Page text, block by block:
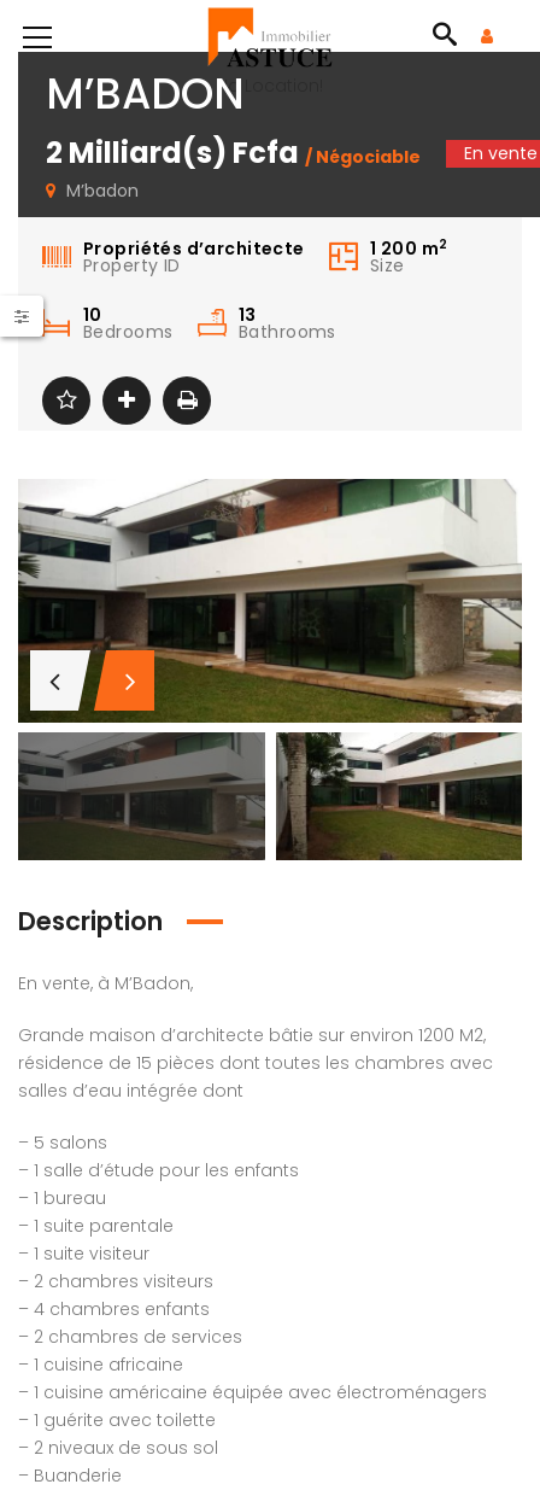
No Location!
M’BADON
2 Milliard(s) Fcfa / Négociable
En vente
M’badon
Propriétés d’architecte
Property ID
1 200 m2
Size
10
Bedrooms
13
Bathrooms
Description
En vente, à M’Badon,
Grande maison d’architecte bâtie sur environ 1200 M2,
résidence de 15 pièces dont toutes les chambres avec
salles d’eau intégrée dont
– 5 salons
– 1 salle d’étude pour les enfants
– 1 bureau
– 1 suite parentale
– 1 suite visiteur
– 2 chambres visiteurs
– 4 chambres enfants
– 2 chambres de services
– 1 cuisine africaine
– 1 cuisine américaine équipée avec électroménagers
– 1 guérite avec toilette
– 2 niveaux de sous sol
– Buanderie
Ta villa
Fcfa/ Cadre luxueux
Terrain dans la plus belle citée
Opportunité280 Million(s) Fcfa
Cité Élite 2, Cité Élite 2, Abidjan, Côte d'Ivoire
1
found